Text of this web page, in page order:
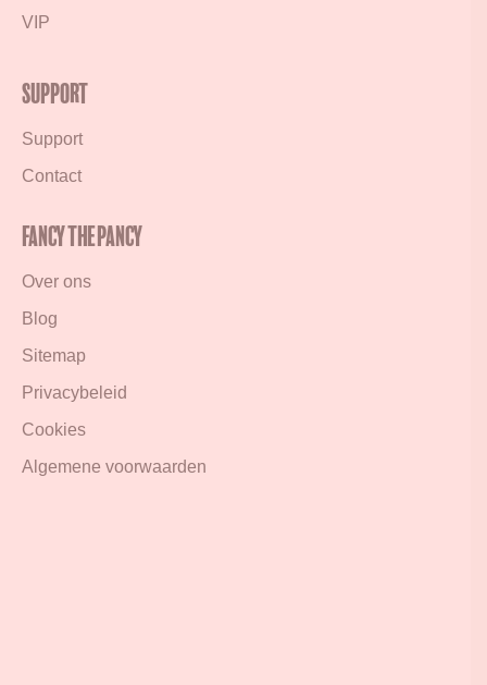
VIP
Support
Support
Contact
Fancy the Pancy
Over ons
Blog
Sitemap
Privacybeleid
Cookies
Algemene voorwaarden